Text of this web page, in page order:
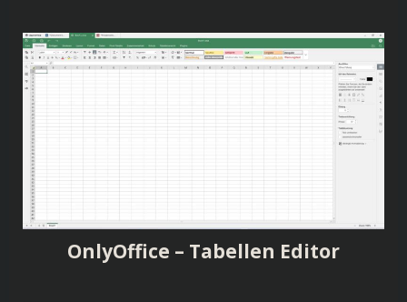
OnlyOffice – Tabellen Editor